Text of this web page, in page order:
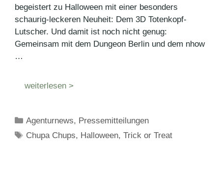
begeistert zu Halloween mit einer besonders
schaurig-leckeren Neuheit: Dem 3D Totenkopf-
Lutscher. Und damit ist noch nicht genug:
Gemeinsam mit dem Dungeon Berlin und dem nhow
…
weiterlesen >
Kategorien
Agenturnews, Pressemitteilungen
Schlagwörter
Chupa Chups, Halloween,Trick or Treat